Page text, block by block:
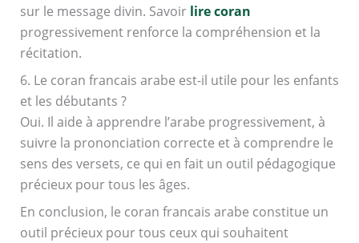
sur le message divin. Savoir lire coran
progressivement renforce la compréhension et la
récitation.
6. Le coran francais arabe est-il utile pour les enfants
et les débutants ?
Oui. Il aide à apprendre l’arabe progressivement, à
suivre la prononciation correcte et à comprendre le
sens des versets, ce qui en fait un outil pédagogique
précieux pour tous les âges.
En conclusion, le coran francais arabe constitue un
outil précieux pour tous ceux qui souhaitent